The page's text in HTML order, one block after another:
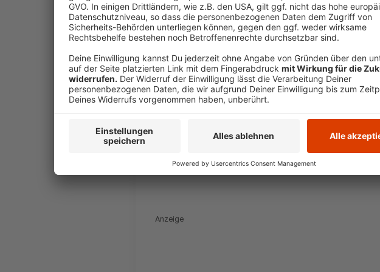
Umleitungen wegen der Himmelfahrtskirmes in
Mehr schnelles Internet im Kreisgebiet
Anzeige